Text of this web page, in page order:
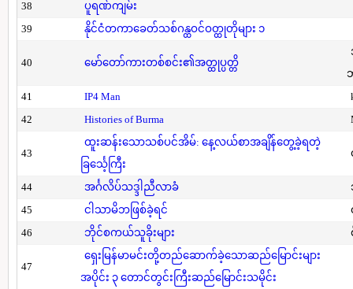
38
ပူရဏ်ကျမ်း
39
နိုင်ငံတကာခေတ်သစ်ဂန္ထဝင်ဝတ္ထုတိုများ ၁
40 မော်တော်ကားတစ်စင်း၏အတ္ထုပ္ပတ္တိ
41
IP4 Man
42
Histories of Burma
43
ထူးဆန်းသောသစ်ပင်အိမ်: နေ့လယ်စာအချိန်တွေ့ခဲ့ရတဲ့
ခြင်္သေ့ကြီး
44 အင်္ဂလိပ်သဒ္ဒါညီလာခံ
45
ငါသာမိဘဖြစ်ခဲ့ရင်
46
ဘိုင်စကယ်သူခိုးများ
47
ရှေးမြန်မာမင်းတို့တည်ဆောက်ခဲ့သောဆည်မြောင်းများ
အပိုင်း ၃ တောင်တွင်းကြီးဆည်မြောင်းသမိုင်း